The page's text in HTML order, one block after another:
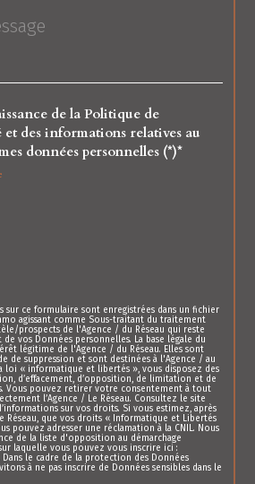
de la Politique de
des informations relatives au
données personnelles (*)*
sur ce formulaire sont enregistrées dans un fichier
agissant comme Sous-traitant du traitement
prospects de l'Agence / du Réseau qui reste
de vos Données personnelles. La base légale du
légitime de l'Agence / du Réseau. Elles sont
de suppression et sont destinées à l'Agence / au
loi « informatique et libertés », vous disposez des
d’effacement, d’opposition, de limitation et de
Vous pouvez retirer votre consentement à tout
l’Agence / Le Réseau. Consultez le site
sur vos droits. Si vous estimez, après
Réseau, que vos droits « Informatique et Libertés
pouvez adresser une réclamation à la CNIL. Nous
de la liste d'opposition au démarchage
laquelle vous pouvez vous inscrire ici :
Dans le cadre de la protection des Données
à ne pas inscrire de Données sensibles dans le